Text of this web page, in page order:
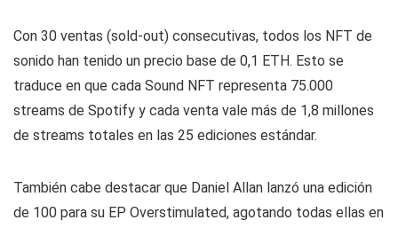
Con 30 ventas (sold-out) consecutivas, todos los NFT de
sonido han tenido un precio base de 0,1 ETH. Esto se
traduce en que cada Sound NFT representa 75.000
streams de Spotify y cada venta vale más de 1,8 millones
de streams totales en las 25 ediciones estándar.
También cabe destacar que Daniel Allan lanzó una edición
de 100 para su EP Overstimulated, agotando todas ellas en